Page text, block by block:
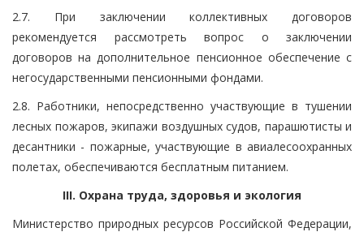
2.7. При заключении коллективных договоров
рекомендуется рассмотреть вопрос о заключении
договоров на дополнительное пенсионное обеспечение с
негосударственными пенсионными фондами.
2.8. Работники, непосредственно участвующие в тушении
лесных пожаров, экипажи воздушных судов, парашютисты и
десантники - пожарные, участвующие в авиалесоохранных
полетах, обеспечиваются бесплатным питанием.
III. Охрана труда, здоровья и экология
Министерство природных ресурсов Российской Федерации,